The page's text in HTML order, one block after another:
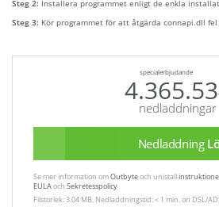
Steg 2: Installera programmet enligt de enkla
Steg 3: Kör programmet för att åtgärda connapi.dll
specialerbjudande
nedladdningar
Nedladdning
Se mer information omOutbyteoch unistall
EULAoch Sekretesspolicy
Filstorlek: 3.04 MB, Nedladdningstid: < 1 min. on DSL/